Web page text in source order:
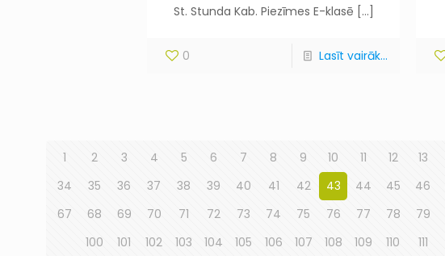
St. Stunda Kab. Piezīmes E-klasē […]
0 Lasīt vairāk...
1 2 3 4 5 6 7 8 9 10 11 12 13
34
35 36 37 38 39 40 41 42 43 44 45 46
67
68 69 70 71 72 73 74 75 76 77 78 79
100
101 102 103 104 105 106 107 108 109 110 111